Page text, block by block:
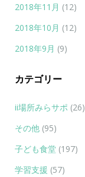
2018年11月 (12)
2018年10月 (12)
2018年9月 (9)
カテゴリー
ii場所みらサポ (26)
その他 (95)
子ども食堂 (197)
学習支援 (57)